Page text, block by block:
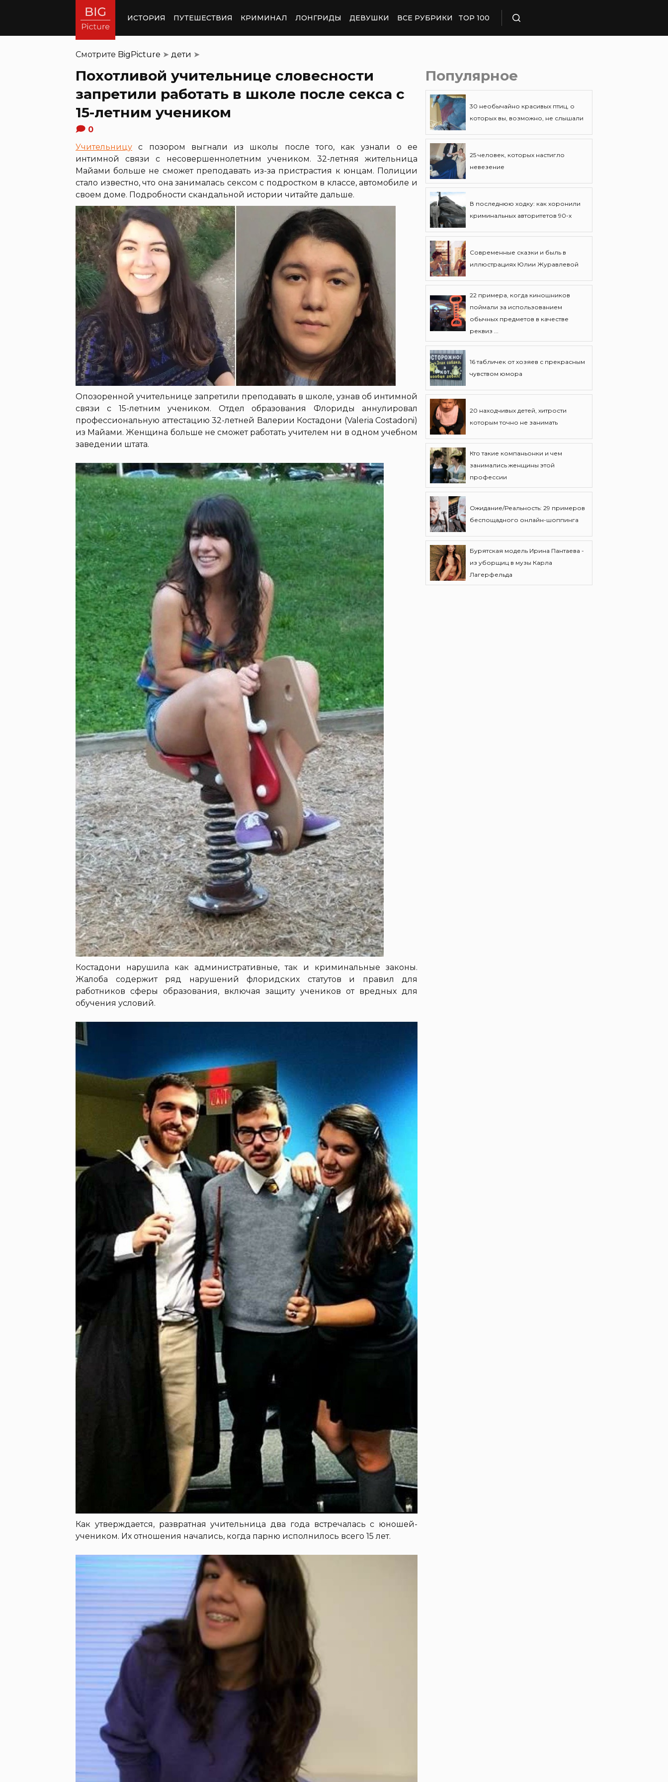
ИСТОРИЯ ПУТЕШЕСТВИЯ КРИМИНАЛ ЛОНГРИДЫ ДЕВУШКИ ВСЕ РУБРИКИ TOP 100
Смотрите BigPicture ➤ дети ➤
Похотливой учительнице словесности
запретили работать в школе после секса с
15-летним учеником
0
Учительницу с позором выгнали из школы после того, как узнали о ее
интимной связи с несовершеннолетним учеником. 32-летняя жительница
Майами больше не сможет преподавать из-за пристрастия к юнцам. Полиции
стало известно, что она занималась сексом с подростком в классе, автомобиле и
своем доме. Подробности скандальной истории читайте дальше.
Опозоренной учительнице запретили преподавать в школе, узнав об интимной
связи с 15-летним учеником. Отдел образования Флориды аннулировал
профессиональную аттестацию 32-летней Валерии Костадони (Valeria Costadoni)
из Майами. Женщина больше не сможет работать учителем ни в одном учебном
заведении штата.
Костадони нарушила как административные, так и криминальные законы.
Жалоба содержит ряд нарушений флоридских статутов и правил для
работников сферы образования, включая защиту учеников от вредных для
обучения условий.
Как утверждается, развратная учительница два года встречалась с юношей-
учеником. Их отношения начались, когда парню исполнилось всего 15 лет.
Популярное
30 необычайно красивых птиц, о
которых вы, возможно, не слышали
25 человек, которых настигло
невезение
В последнюю ходку: как хоронили
криминальных авторитетов 90-х
Современные сказки и быль в
иллюстрациях Юлии Журавлевой
22 примера, когда киношников
поймали за использованием
обычных предметов в качестве
реквиз ...
16 табличек от хозяев с прекрасным
чувством юмора
20 находчивых детей, хитрости
которым точно не занимать
Кто такие компаньонки и чем
занимались женщины этой
профессии
Ожидание/Реальность: 29 примеров
беспощадного онлайн-шоппинга
Бурятская модель Ирина Пантаева -
из уборщиц в музы Карла
Лагерфельда